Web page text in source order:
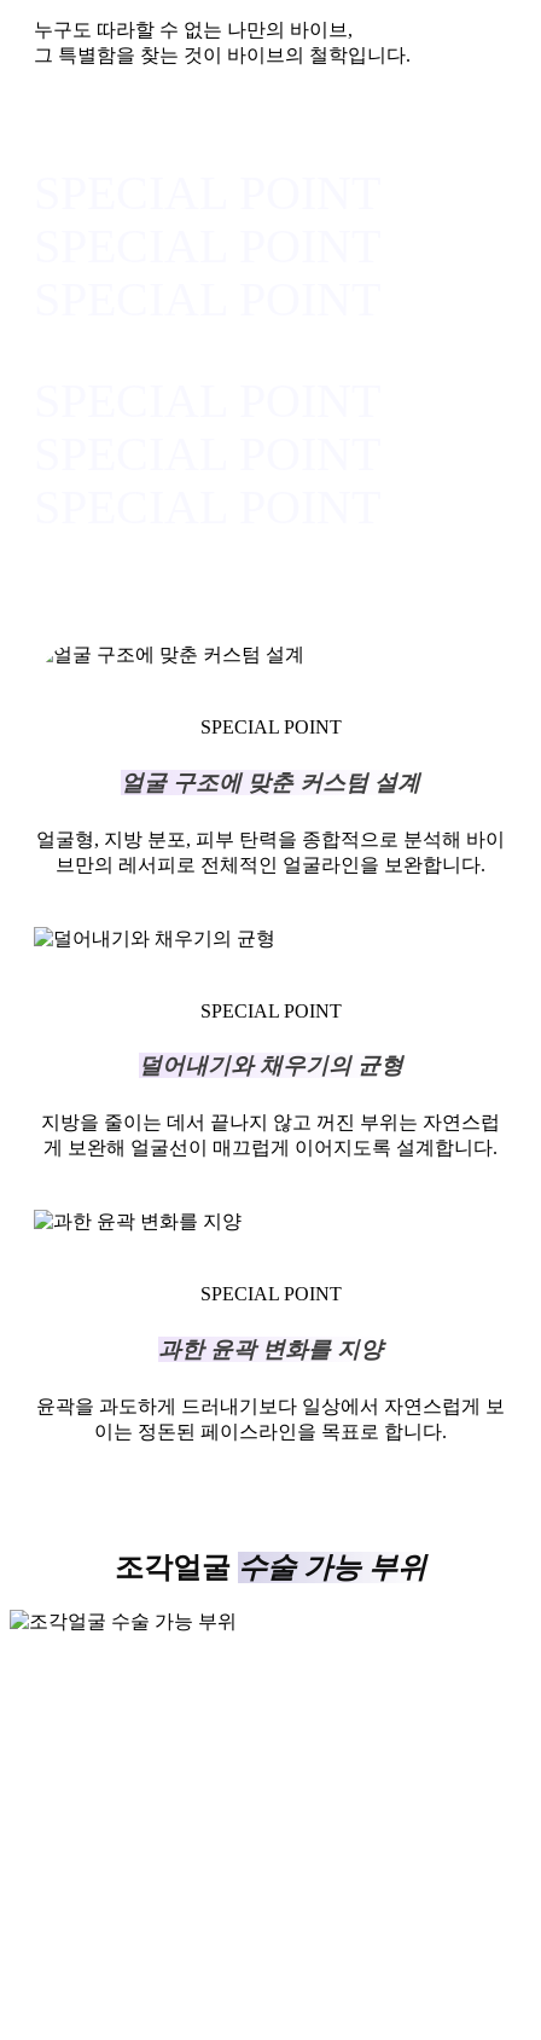
누구도 따라할 수 없는 나만의 바이브,
그 특별함을 찾는 것이 바이브의 철학입니다.
SPECIAL POINT
얼굴 구조에 맞춘 커스텀 설계
얼굴형, 지방 분포, 피부 탄력을 종합적으로 분석해 바이
브만의 레서피로 전체적인 얼굴라인을 보완합니다.
SPECIAL POINT
덜어내기와 채우기의 균형
지방을 줄이는 데서 끝나지 않고 꺼진 부위는 자연스럽
게 보완해 얼굴선이 매끄럽게 이어지도록 설계합니다.
SPECIAL POINT
과한 윤곽 변화를 지양
윤곽을 과도하게 드러내기보다 일상에서 자연스럽게 보
이는 정돈된 페이스라인을 목표로 합니다.
조각얼굴 수술 가능 부위